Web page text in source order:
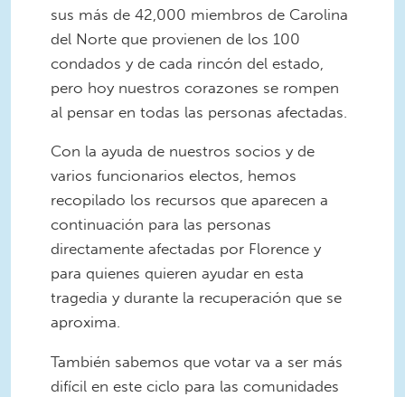
sus más de 42,000 miembros de Carolina
del Norte que provienen de los 100
condados y de cada rincón del estado,
pero hoy nuestros corazones se rompen
al pensar en todas las personas afectadas.
Con la ayuda de nuestros socios y de
varios funcionarios electos, hemos
recopilado los recursos que aparecen a
continuación para las personas
directamente afectadas por Florence y
para quienes quieren ayudar en esta
tragedia y durante la recuperación que se
aproxima.
También sabemos que votar va a ser más
difícil en este ciclo para las comunidades